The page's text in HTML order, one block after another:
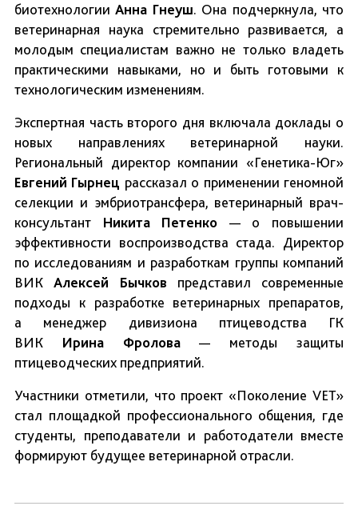
биотехнологииАнна Гнеуш. Она подчеркнула, что
ветеринарная наука стремительно развивается, а
молодым специалистам важно не только владеть
практическими навыками, но и быть готовыми к
технологическим изменениям.
Экспертная часть второго дня включала доклады о
новых направлениях ветеринарной науки.
Региональный директор компании «Генетика-Юг»
Евгений Гырнец рассказал о применении геномной
селекции и эмбриотрансфера, ветеринарный врач-
консультант НикитаПетенко — о повышении
эффективности воспроизводства стада. Директор
по исследованиям и разработкам группы компаний
ВИКАлексей Бычков представил современные
подходы к разработке ветеринарных препаратов,
а менеджер дивизиона птицеводства ГК
ВИК Ирина Фролова— методы защиты
птицеводческих предприятий.
Участники отметили, что проект «Поколение VET»
стал площадкой профессионального общения, где
студенты, преподаватели и работодатели вместе
формируют будущее ветеринарной отрасли.